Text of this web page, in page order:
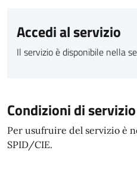
Accedi al servizio
Il servizio è disponibile nella
Condizioni di servizio
Per usufruire del servizio è
SPID/CIE.